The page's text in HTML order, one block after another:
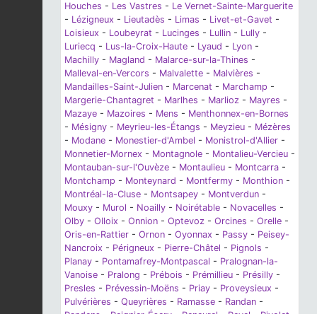
Houches - Les Vastres - Le Vernet-Sainte-Marguerite
- Lézigneux - Lieutadès - Limas - Livet-et-Gavet -
Loisieux - Loubeyrat - Lucinges - Lullin - Lully -
Luriecq - Lus-la-Croix-Haute - Lyaud - Lyon -
Machilly - Magland - Malarce-sur-la-Thines -
Malleval-en-Vercors - Malvalette - Malvières -
Mandailles-Saint-Julien - Marcenat - Marchamp -
Margerie-Chantagret - Marlhes - Marlioz - Mayres -
Mazaye - Mazoires - Mens - Menthonnex-en-Bornes
- Mésigny - Meyrieu-les-Étangs - Meyzieu - Mézères
- Modane - Monestier-d'Ambel - Monistrol-d'Allier -
Monnetier-Mornex - Montagnole - Montalieu-Vercieu -
Montauban-sur-l'Ouvèze - Montaulieu - Montcarra -
Montchamp - Monteynard - Montfermy - Monthion -
Montréal-la-Cluse - Montsapey - Montverdun -
Mouxy - Murol - Noailly - Noirétable - Novacelles -
Olby - Olloix - Onnion - Optevoz - Orcines - Orelle -
Oris-en-Rattier - Ornon - Oyonnax - Passy - Peisey-
Nancroix - Périgneux - Pierre-Châtel - Pignols -
Planay - Pontamafrey-Montpascal - Pralognan-la-
Vanoise - Pralong - Prébois - Prémillieu - Présilly -
Presles - Prévessin-Moëns - Priay - Proveysieux -
Pulvérières - Queyrières - Ramasse - Randan -